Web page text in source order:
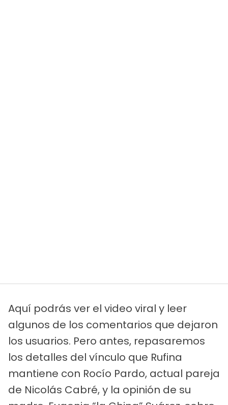
Aquí podrás ver el video viral y leer
algunos de los comentarios que dejaron
los usuarios. Pero antes, repasaremos
los detalles del vínculo que Rufina
mantiene con Rocío Pardo, actual pareja
de Nicolás Cabré, y la opinión de su